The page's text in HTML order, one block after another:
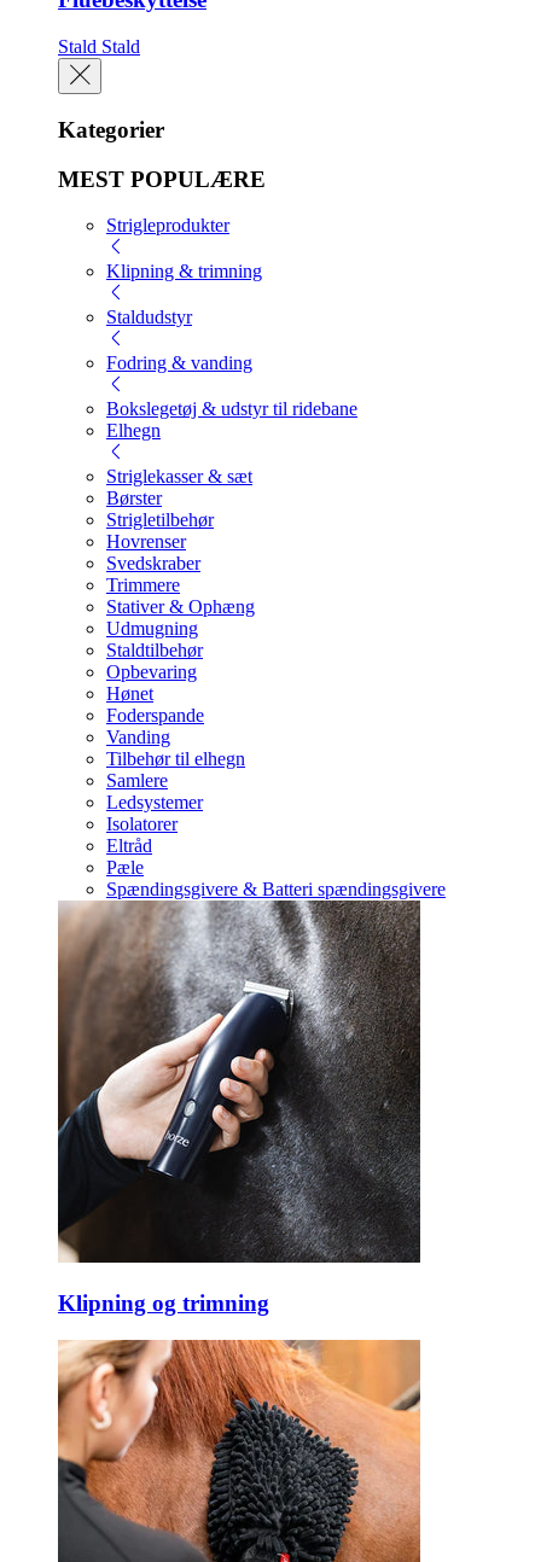
Stald Stald
Kategorier
MEST POPULÆRE
Strigleprodukter
Klipning & trimning
Staldudstyr
Fodring & vanding
Bokslegetøj & udstyr til ridebane
Elhegn
Striglekasser & sæt
Børster
Strigletilbehør
Hovrenser
Svedskraber
Trimmere
Stativer & Ophæng
Udmugning
Staldtilbehør
Opbevaring
Hønet
Foderspande
Vanding
Tilbehør til elhegn
Samlere
Ledsystemer
Isolatorer
Eltråd
Pæle
Spændingsgivere & Batteri spændingsgivere
Klipning og trimning